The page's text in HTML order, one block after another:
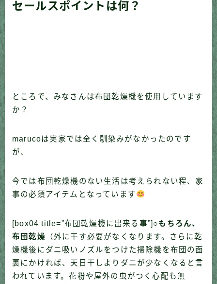
セールスポイントは何？
ところで、みなさんは布団乾燥機を使用しています
か？
marucoは実家では全く馴染みがなかったのです
が、
今では布団乾燥機のない生活は考えられない程、家
事の必須アイテムとなっています
[box04 title=”布団乾燥機に出来る事”]○もちろん、
布団乾燥
（外に干す必要がなくなります。さらに乾
燥機後にダニ吸いノズルをつけた掃除機を布団の面
裏にかければ、天日干しよりダニが少なくなると言
われています。花粉や屋外の虫がつく心配も無